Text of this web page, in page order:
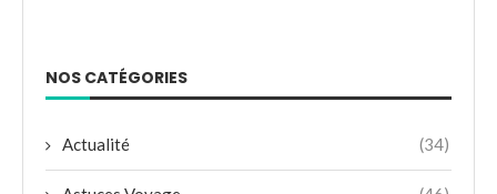
NOS CATÉGORIES
Actualité (34)